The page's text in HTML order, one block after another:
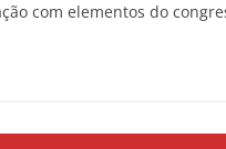
com elementos do